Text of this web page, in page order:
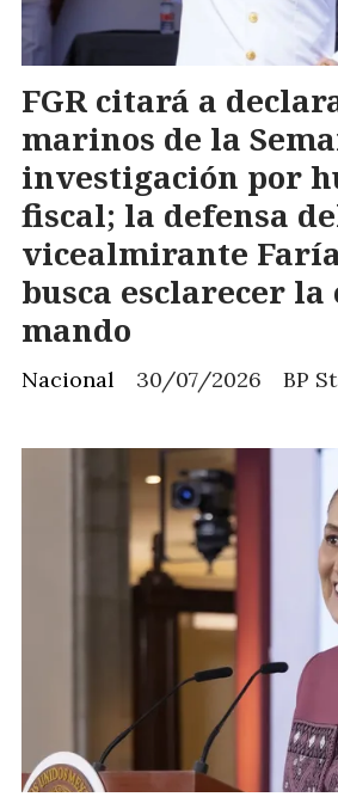
FGR citará a
marinos de la
investigación por
fiscal; la defensa
vicealmirante
busca esclarecer la
mando
BP
Nacional 30/07/2026